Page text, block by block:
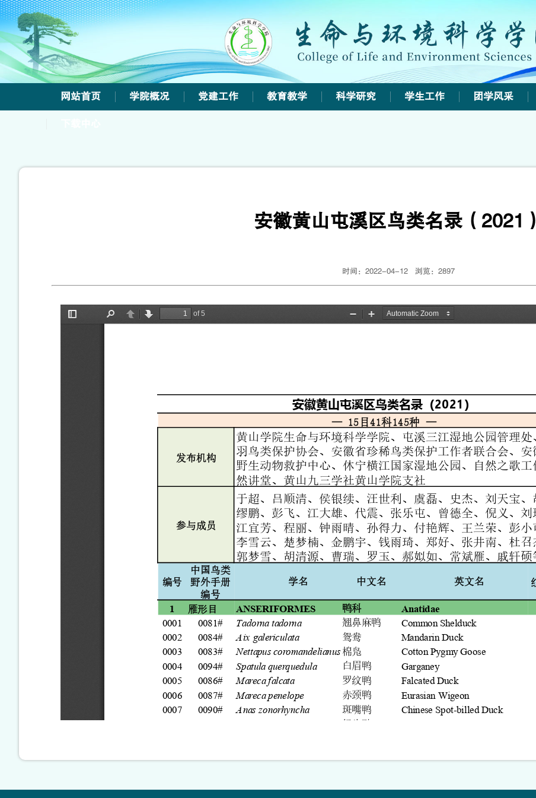
网站首页 学院概况 党建工作 教育教学 科学研究 学生工作 团学风采
安徽黄山屯溪区鸟类名录（2021）
时间：2022-04-12 浏览： 2897